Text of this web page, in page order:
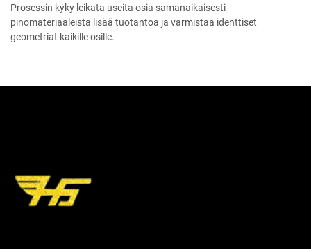
Prosessin kyky leikata useita osia samanaikaisesti
pinomateriaaleista lisää tuotantoa ja varmistaa identtiset
geometriat kaikille osille.